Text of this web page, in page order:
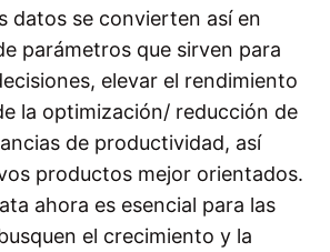
datos se convierten así en
parámetros que sirven para
elevar el rendimiento
la optimización/ reducción de
de productividad, así
productos mejor orientados.
ahora es esencial para las
el crecimiento y la